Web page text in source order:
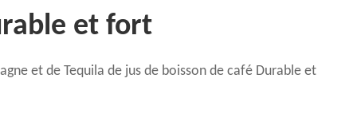
et fort
et de Tequila de jus de boisson de café Durable et